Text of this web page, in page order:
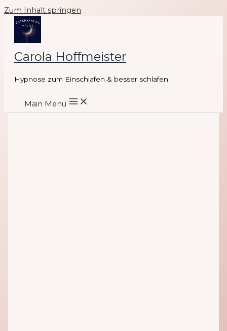
Zum Inhalt springen
Carola Hoffmeister
Hypnose zum Einschlafen & besser schlafen
Main Menu